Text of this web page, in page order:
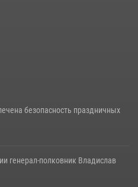
безопасность праздничных
генерал-полковник Владислав